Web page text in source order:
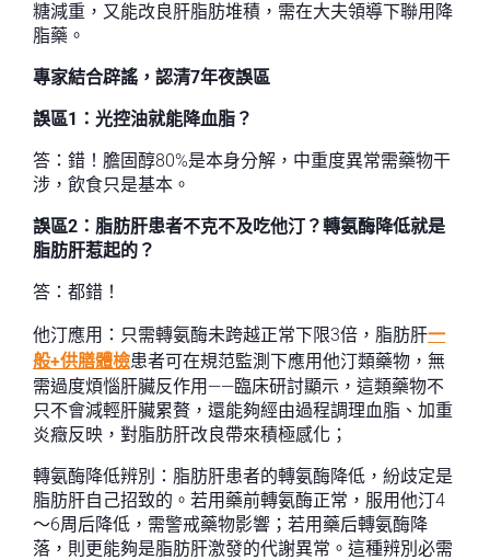
糖減重，又能改良肝脂肪堆積，需在大夫領導下聯用降
脂藥。
專家結合辟謠，認清7年夜誤區
誤區1：光控油就能降血脂？
答：錯！膽固醇80%是本身分解，中重度異常需藥物干
涉，飲食只是基本。
誤區2：脂肪肝患者不克不及吃他汀？轉氨酶降低就是
脂肪肝惹起的？
答：都錯！
他汀應用：只需轉氨酶未跨越正常下限3倍，脂肪肝一
般+供膳體檢患者可在規范監測下應用他汀類藥物，無
需過度煩惱肝臟反作用——臨床研討顯示，這類藥物不
只不會減輕肝臟累贅，還能夠經由過程調理血脂、加重
炎癥反映，對脂肪肝改良帶來積極感化；
轉氨酶降低辨別：脂肪肝患者的轉氨酶降低，紛歧定是
脂肪肝自己招致的。若用藥前轉氨酶正常，服用他汀4
～6周后降低，需警戒藥物影響；若用藥后轉氨酶降
落，則更能夠是脂肪肝激發的代謝異常。這種辨別必需